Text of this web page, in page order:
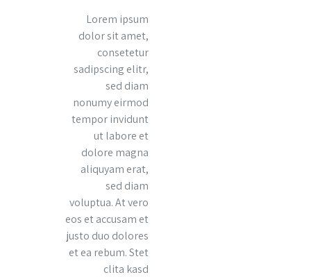
Lorem ipsum
dolor sit amet,
consetetur
sadipscing elitr,
sed diam
nonumy eirmod
tempor invidunt
ut labore et
dolore magna
aliquyam erat,
sed diam
voluptua. At vero
eos et accusam et
justo duo dolores
et ea rebum. Stet
clita kasd